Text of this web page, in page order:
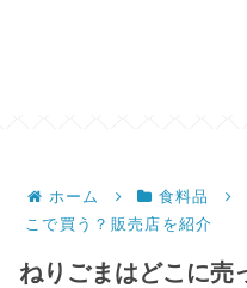
ホーム 食料品
こで買う？販売店を紹介
ねりごまはどこに売